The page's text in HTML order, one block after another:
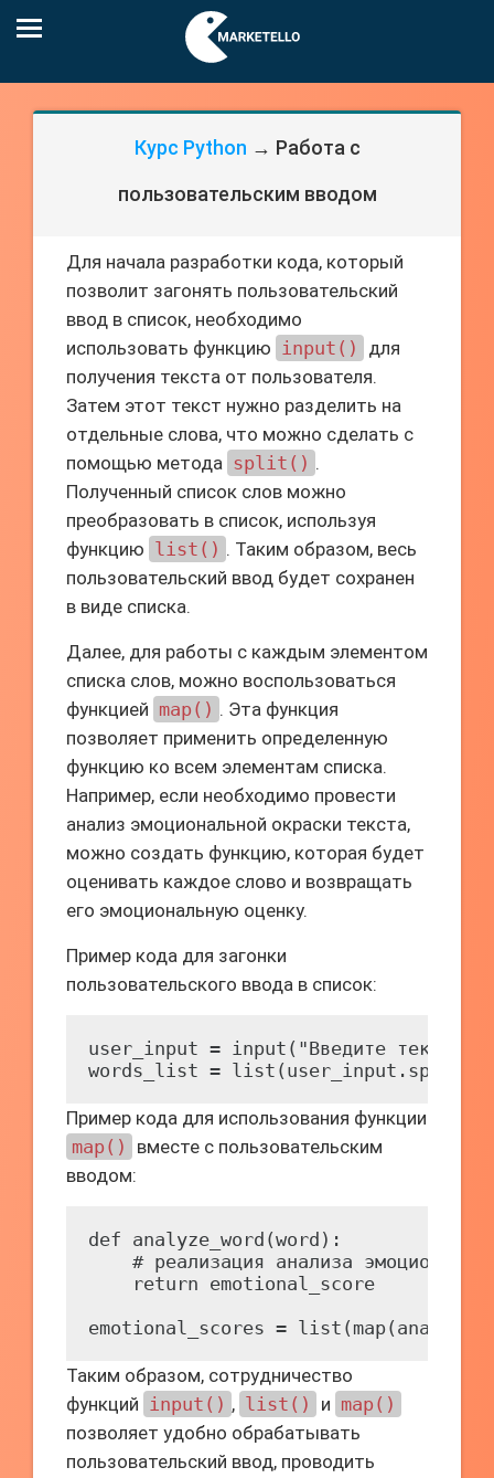
Курс Python → Работа с
пользовательским вводом
Для начала разработки кода, который
позволит загонять пользовательский
ввод в список, необходимо
использовать функцию input()
для
получения текста от пользователя.
Затем этот текст нужно разделить на
отдельные слова, что можно сделать с
помощью метода split() .
Полученный список слов можно
преобразовать в список, используя
функцию list() . Таким образом, весь
пользовательский ввод будет сохранен
в виде списка.
Далее, для работы с каждым элементом
списка слов, можно воспользоваться
функцией map() . Эта функция
позволяет применить определенную
функцию ко всем элементам списка.
Например, если необходимо провести
анализ эмоциональной окраски текста,
можно создать функцию, которая будет
оценивать каждое слово и возвращать
его эмоциональную оценку.
Пример кода для загонки
пользовательского ввода в список:
user_input = input("Введите текст:
Пример кода для использования функции
map()
вместе с пользовательским
вводом:
def analyze_word(word):
# реализация анализа
    return emotional_score
Таким образом, сотрудничество
функций input() , list() и map()
позволяет удобно обрабатывать
пользовательский ввод, проводить